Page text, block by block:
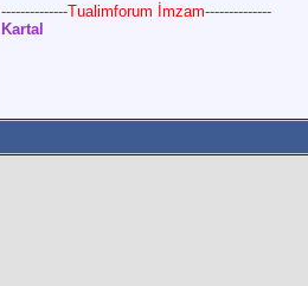
--------------Tualimforum İmzam--------------
Kartal